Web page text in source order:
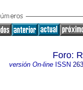
Foro:
versión On-lineISSN